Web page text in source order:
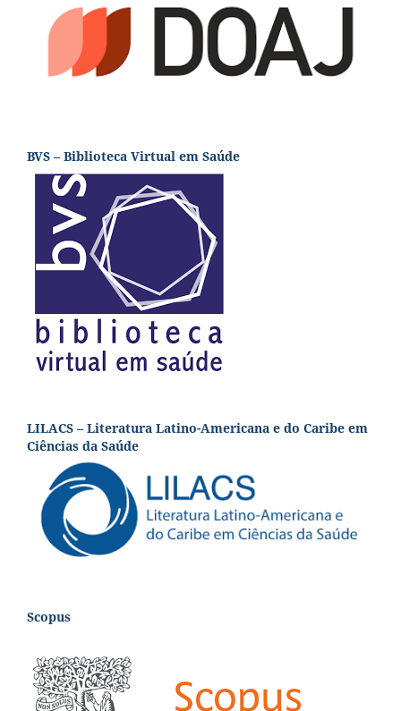
BVS – Biblioteca Virtual em Saúde
LILACS – Literatura Latino-Americana e do Caribe em
Ciências da Saúde
Scopus